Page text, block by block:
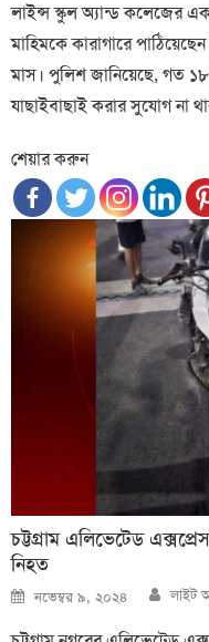
লাইন্স স্কুল অ্যান্ড কলেজের
মাহিমকে কারাগারে
মাস। পুলিশ জানিয়েছে, গত
যাছাইবাছাই করার সুযোগ না
শেয়ার করুন
চট্টগ্রাম এলিভেটেড
নিহত
Posted
on
নভেম্বর ৯, ২০২৪ লাইট